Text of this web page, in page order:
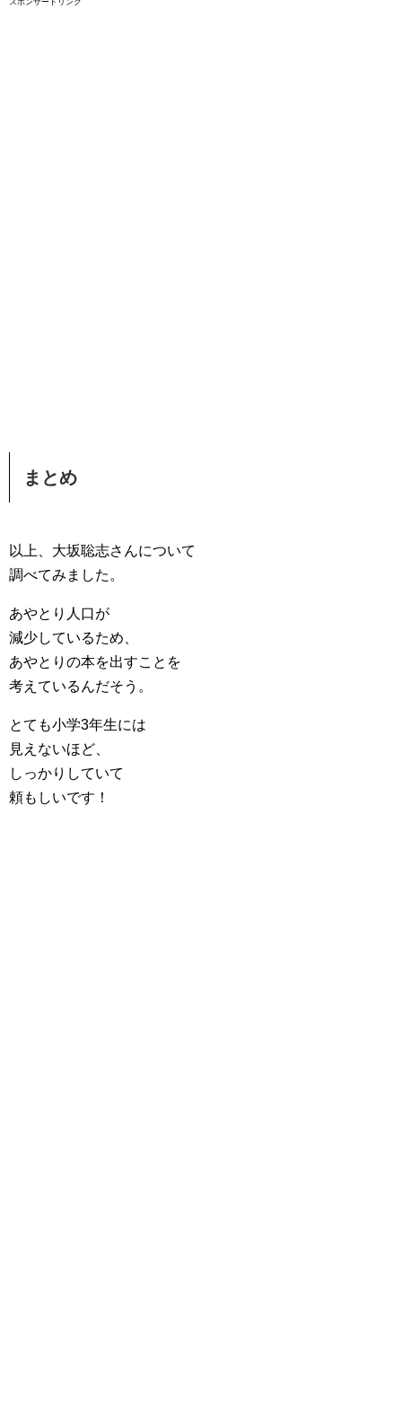
まとめ
以上、大坂聡志さんについて
調べてみました。
あやとり人口が
減少しているため、
あやとりの本を出すことを
考えているんだそう。
とても小学3年生には
見えないほど、
しっかりしていて
頼もしいです！